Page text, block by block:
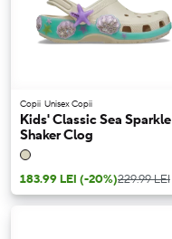
Copii Unisex Copii
Kids' Classic Sea Sparkle
Shaker Clog
183.99 LEI (-20%)229.99 LEI